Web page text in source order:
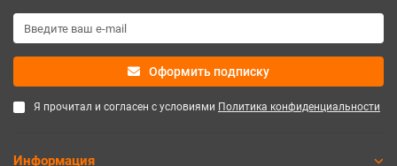
Оформить подписку
Я прочитал и согласен с условиями Политика конфиденциальности
Информация